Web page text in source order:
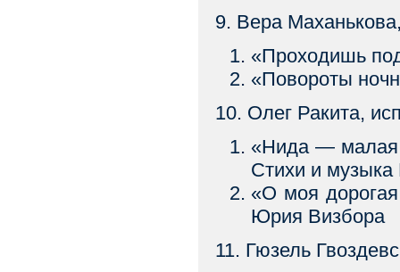
9. Вера
«Проходишь
«Повороты
10. Олег Ракита,
«Нида —
Стихи и
«О моя
Юрия Визбора
11. Гюзель